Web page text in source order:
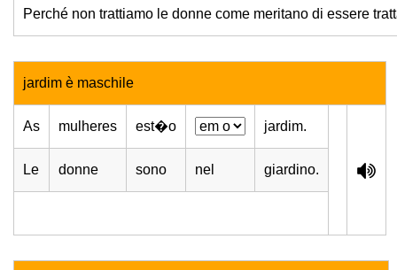
Perché non trattiamo le donne come meritano di essere
jardim è maschile
As mulheres est�o jardim.
Le donne sono nel giardino.